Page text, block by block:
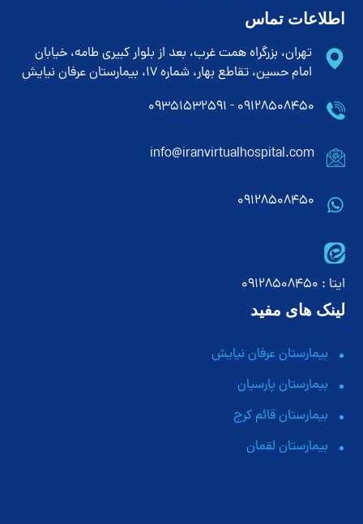
اطلاعات تماس
تهران، بزرگراه همت غرب، بعد از بلوار کبیری طامه، خیابان
امام حسین، تقاطع بهار، شماره 17، بیمارستان عرفان نیایش
۰۹۱۲۸۵۰۸۴۵۰ - ۰۹۳۵۱۵۳۲۵۹۱
info@iranvirtualhospital.com
09128508450
ایتا : 09128508450
لینک های مفید
بیمارستان عرفان نیایش
بیمارستان پارسیان
بیمارستان قائم کرج
بیمارستان لقمان